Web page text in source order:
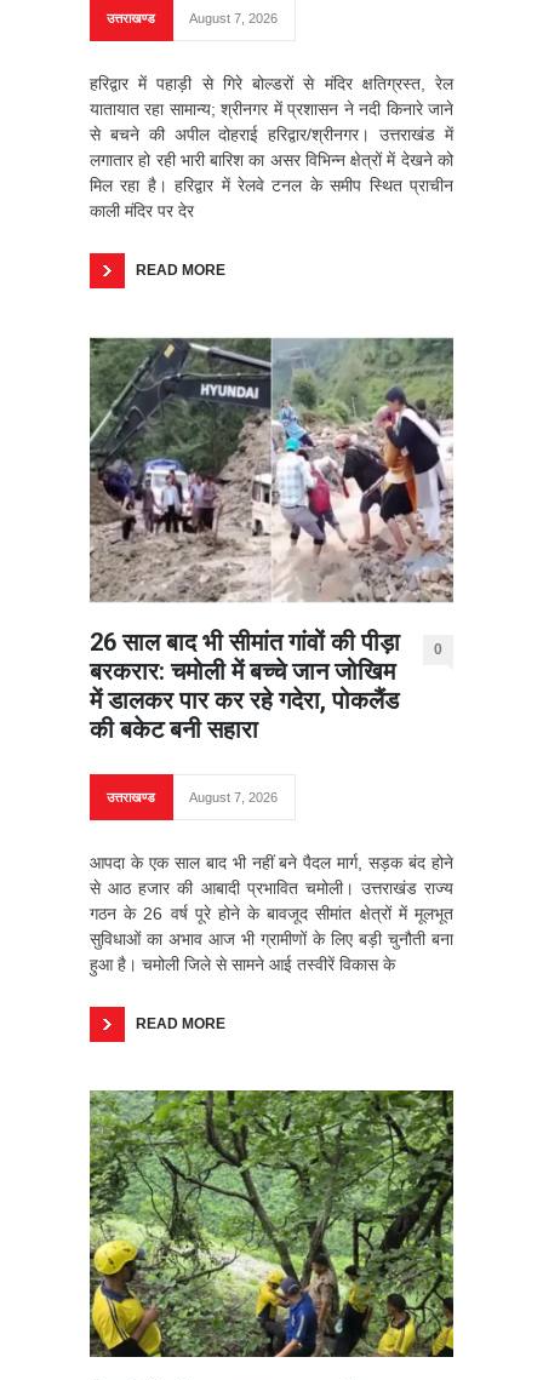
उत्तराखण्ड August 7, 2026
हरिद्वार में पहाड़ी से गिरे बोल्डरों से मंदिर क्षतिग्रस्त, रेल
यातायात रहा सामान्य; श्रीनगर में प्रशासन ने नदी किनारे जाने
से बचने की अपील दोहराई हरिद्वार/श्रीनगर। उत्तराखंड में
लगातार हो रही भारी बारिश का असर विभिन्न क्षेत्रों में देखने को
मिल रहा है। हरिद्वार में रेलवे टनल के समीप स्थित प्राचीन
काली मंदिर पर देर
READ MORE
26 साल बाद भी सीमांत गांवों की पीड़ा
बरकरार: चमोली में बच्चे जान जोखिम
में डालकर पार कर रहे गदेरा, पोकलैंड
की बकेट बनी सहारा
0
उत्तराखण्ड August 7, 2026
आपदा के एक साल बाद भी नहीं बने पैदल मार्ग, सड़क बंद होने
से आठ हजार की आबादी प्रभावित चमोली। उत्तराखंड राज्य
गठन के 26 वर्ष पूरे होने के बावजूद सीमांत क्षेत्रों में मूलभूत
सुविधाओं का अभाव आज भी ग्रामीणों के लिए बड़ी चुनौती बना
हुआ है। चमोली जिले से सामने आई तस्वीरें विकास के
READ MORE